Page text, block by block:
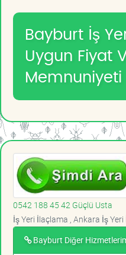
Bayburt İş
Uygun Fiyat
0542 188 45 42 Güçlü Usta
İş Yeri İlaçlama , Ankara İş
Bayburt Diğer